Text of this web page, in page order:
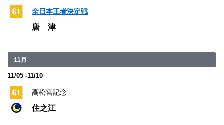
全日本王者決定戦
唐 津
11月
11/05 -11/10
高松宮記念
住之江